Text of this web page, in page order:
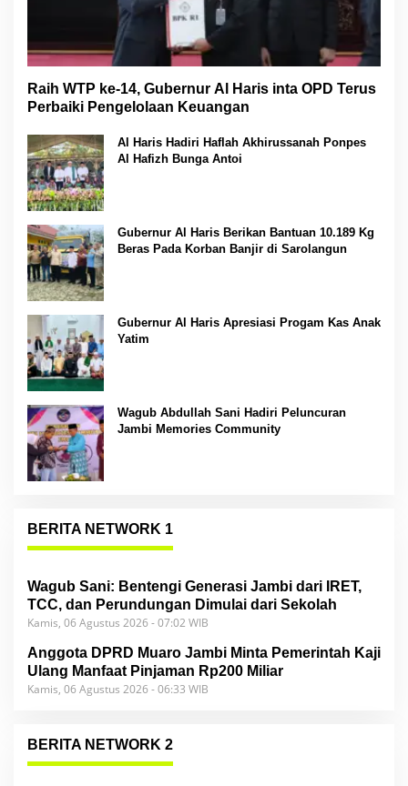
Raih WTP ke-14, Gubernur Al Haris inta OPD Terus
Perbaiki Pengelolaan Keuangan
Al Haris Hadiri Haflah Akhirussanah Ponpes
Al Hafizh Bunga Antoi
Gubernur Al Haris Berikan Bantuan 10.189 Kg
Beras Pada Korban Banjir di Sarolangun
Gubernur Al Haris Apresiasi Progam Kas Anak
Yatim
Wagub Abdullah Sani Hadiri Peluncuran
Jambi Memories Community
BERITA NETWORK 1
Wagub Sani: Bentengi Generasi Jambi dari IRET,
TCC, dan Perundungan Dimulai dari Sekolah
Kamis, 06 Agustus 2026 - 07:02 WIB
Anggota DPRD Muaro Jambi Minta Pemerintah Kaji
Ulang Manfaat Pinjaman Rp200 Miliar
Kamis, 06 Agustus 2026 - 06:33 WIB
BERITA NETWORK 2